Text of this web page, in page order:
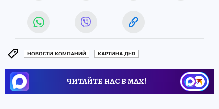
НОВОСТИ КОМПАНИЙ КАРТИНА ДНЯ
ЧИТАЙТЕ НАС В МАХ!